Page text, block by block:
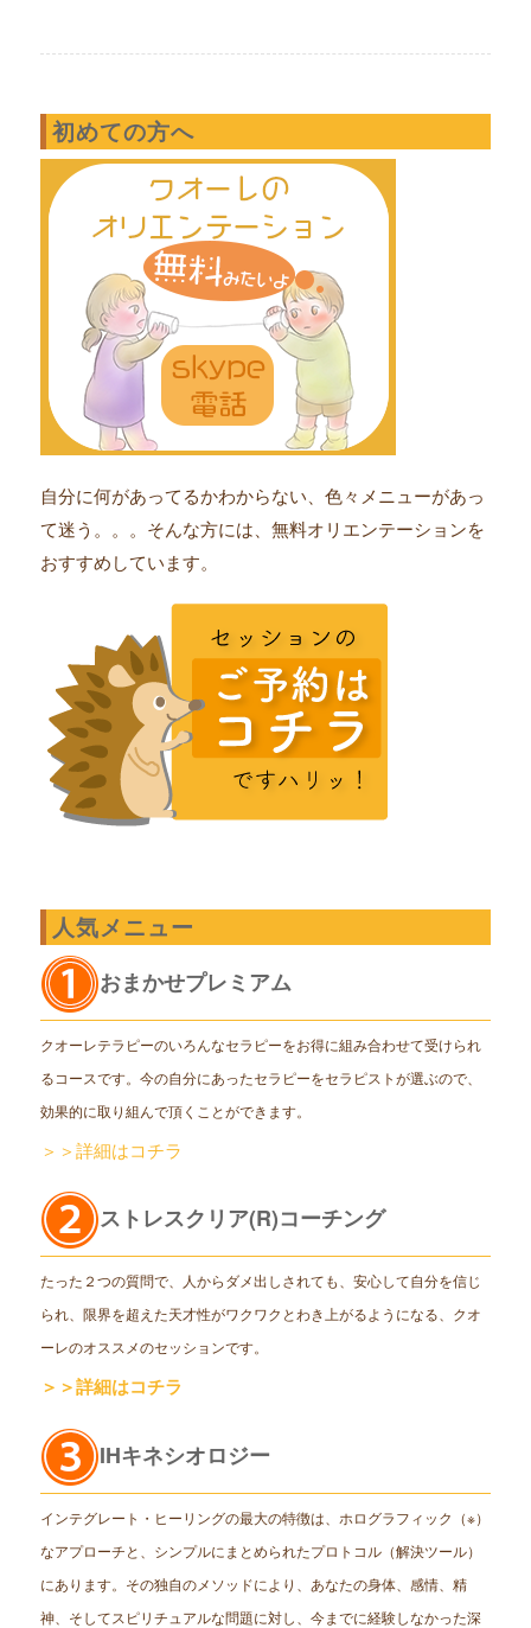
初めての方へ
自分に何があってるかわからない、色々メニューがあっ
て迷う。。。そんな方には、無料オリエンテーションを
おすすめしています。
人気メニュー
おまかせプレミアム
クオーレテラピーのいろんなセラピーをお得に組み合わせて受けられ
るコースです。今の自分にあったセラピーをセラピストが選ぶので、
効果的に取り組んで頂くことができます。
＞＞詳細はコチラ
ストレスクリア(R)コーチング
たった２つの質問で、人からダメ出しされても、安心して自分を信じ
られ、限界を超えた天才性がワクワクとわき上がるようになる、クオ
ーレのオススメのセッションです。
＞＞詳細はコチラ
IHキネシオロジー
インテグレート・ヒーリングの最大の特徴は、ホログラフィック（※）
なアプローチと、シンプルにまとめられたプロトコル（解決ツール）
にあります。その独自のメソッドにより、あなたの身体、感情、精
神、そしてスピリチュアルな問題に対し、今までに経験しなかった深